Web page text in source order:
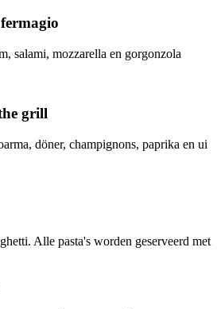
salami, mozzarella en gorgonzola
grill
döner, champignons, paprika en ui
Alle pasta's worden geserveerd met